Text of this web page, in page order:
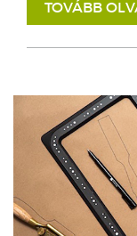
TOVÁBB